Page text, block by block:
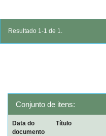
Resultado 1-1 de 1.
Conjunto de itens:
Data do
documento
Título